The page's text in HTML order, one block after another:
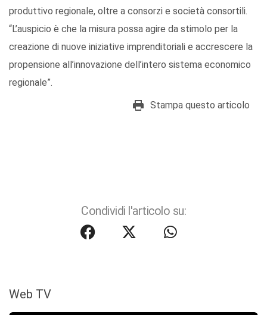
produttivo regionale, oltre a consorzi e società consortili.
“L’auspicio è che la misura possa agire da stimolo per la
creazione di nuove iniziative imprenditoriali e accrescere la
propensione all’innovazione dell’intero sistema economico
regionale”.
Stampa questo articolo
Condividi l'articolo su:
Web TV